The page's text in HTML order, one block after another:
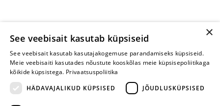
×
See veebisait kasutab küpsiseid
See veebisait kasutab kasutajakogemuse parandamiseks küpsiseid.
Meie veebisaiti kasutades nõustute kooskõlas meie küpsisepoliitikaga
kõikide küpsistega. Privaatsuspoliitika
HÄDAVAJALIKUD KÜPSISED
JÕUDLUSKÜPSISED